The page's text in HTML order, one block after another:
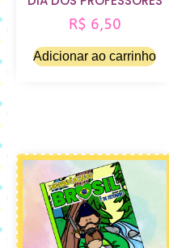
R$ 6,50
Adicionar ao carrinho